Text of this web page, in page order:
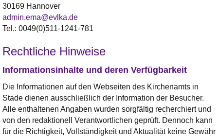
30169 Hannover
admin.ema@evlka.de
Tel.: 0049(0)511-1241-781
Rechtliche Hinweise
Informationsinhalte und deren Verfügbarkeit
Die Informationen auf den Webseiten des Kirchenamts in
Stade dienen ausschließlich der Information der Besucher.
Alle enthaltenen Angaben wurden sorgfältig recherchiert und
von den redaktionell Verantwortlichen geprüft. Dennoch kann
für die Richtigkeit, Vollständigkeit und Aktualität keine Gewähr